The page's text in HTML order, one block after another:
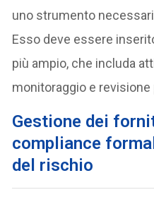
uno strumento
Esso deve essere
più ampio, che includa
monitoraggio e revisione
Gestione dei
compliance
del rischio